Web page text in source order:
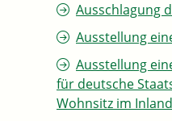
Ausschlagung
Ausstellung
Ausstellung
für deutsche
Wohnsitz im